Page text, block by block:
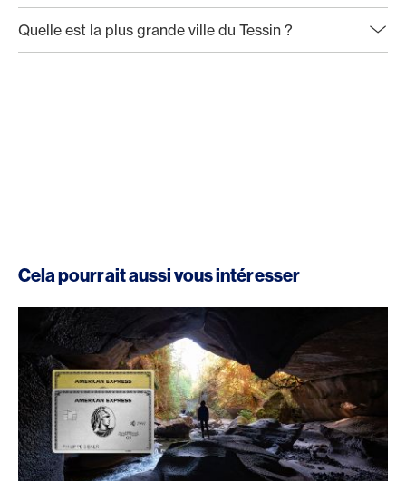
Quelle est la plus grande ville du Tessin ?
Cela pourrait aussi vous intéresser